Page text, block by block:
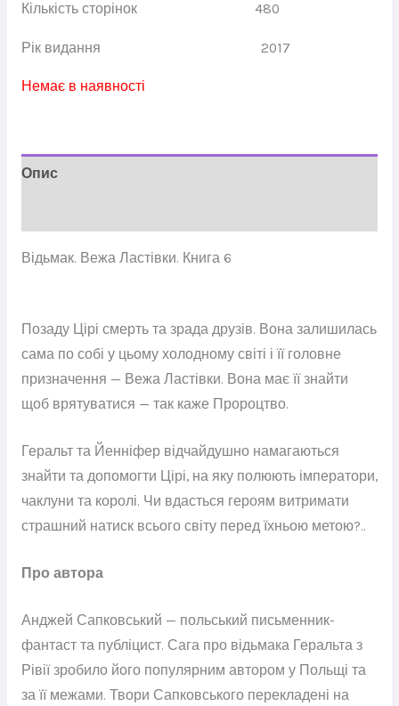
Кількість сторінок 480
Рік видання 2017
Немає в наявності
Опис
Відьмак. Вежа Ластівки. Книга 6
Позаду Цірі смерть та зрада друзів. Вона залишилась
сама по собі у цьому холодному світі і її головне
призначення — Вежа Ластівки. Вона має її знайти
щоб врятуватися — так каже Пророцтво.
Геральт та Йенніфер відчайдушно намагаються
знайти та допомогти Цірі, на яку полюють імператори,
чаклуни та королі. Чи вдасться героям витримати
страшний натиск всього світу перед їхньою метою?..
Про автора
Анджей Сапковський — польський письменник-
фантаст та публіцист. Сага про відьмака Геральта з
Рівії зробило його популярним автором у Польщі та
за її межами. Твори Сапковського перекладені на